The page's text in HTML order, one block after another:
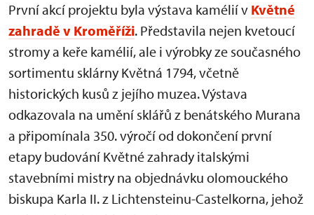
První akcí projektu byla výstava kamélií v Květné
zahradě v Kroměříži. Představila nejen kvetoucí
stromy a keře kamélií, ale i výrobky ze současného
sortimentu sklárny Květná 1794, včetně
historických kusů z jejího muzea. Výstava
odkazovala na umění sklářů z benátského Murana
a připomínala 350. výročí od dokončení první
etapy budování Květné zahrady italskými
stavebními mistry na objednávku olomouckého
biskupa Karla II. z Lichtensteinu-Castelkorna, jehož